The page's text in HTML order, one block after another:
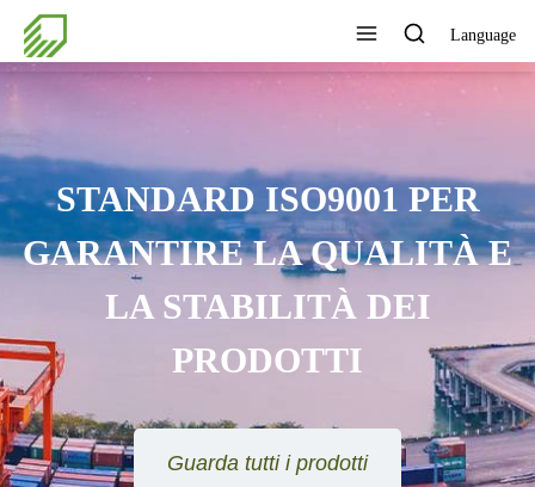
Language
STANDARD ISO9001 PER
GARANTIRE LA QUALITÀ E
LA STABILITÀ DEI
PRODOTTI
Guarda tutti i prodotti